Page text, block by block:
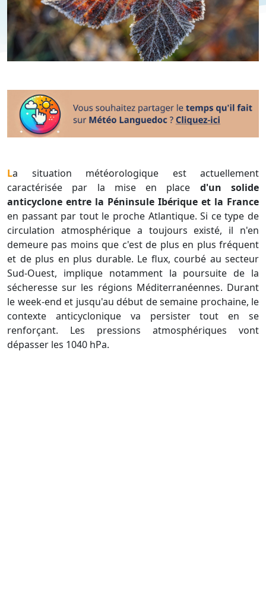
La situation météorologique est actuellement
caractérisée par la mise en place d'un solide
anticyclone entre la Péninsule Ibérique et la France
en passant par tout le proche Atlantique. Si ce type de
circulation atmosphérique a toujours existé, il n'en
demeure pas moins que c'est de plus en plus fréquent
et de plus en plus durable. Le flux, courbé au secteur
Sud-Ouest, implique notamment la poursuite de la
sécheresse sur les régions Méditerranéennes. Durant
le week-end et jusqu'au début de semaine prochaine, le
contexte anticyclonique va persister tout en se
renforçant. Les pressions atmosphériques vont
dépasser les 1040 hPa.